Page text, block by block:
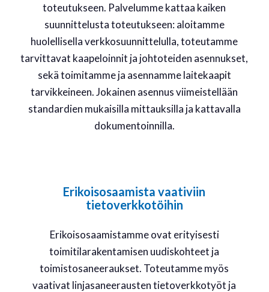
toteutukseen. Palvelumme kattaa kaiken
suunnittelusta toteutukseen: aloitamme
huolellisella verkkosuunnittelulla, toteutamme
tarvittavat kaapeloinnit ja johtoteiden asennukset,
sekä toimitamme ja asennamme laitekaapit
tarvikkeineen. Jokainen asennus viimeistellään
standardien mukaisilla mittauksilla ja kattavalla
dokumentoinnilla.
Erikoisosaamista vaativiin
tietoverkkotöihin
Erikoisosaamistamme ovat erityisesti
toimitilarakentamisen uudiskohteet ja
toimistosaneeraukset. Toteutamme myös
vaativat linjasaneerausten tietoverkkotyöt ja